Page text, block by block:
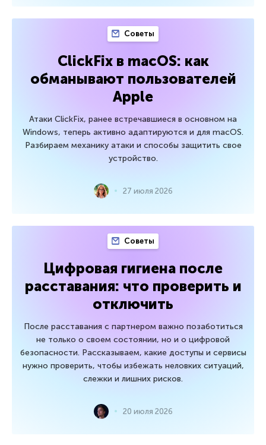
Советы
ClickFix в macOS: как
обманывают пользователей
Apple
Атаки ClickFix, ранее встречавшиеся в основном на
Windows, теперь активно адаптируются и для macOS.
Разбираем механику атаки и способы защитить свое
устройство.
27 июля 2026
Советы
Цифровая гигиена после
расставания: что проверить и
отключить
После расставания с партнером важно позаботиться
не только о своем состоянии, но и о цифровой
безопасности. Рассказываем, какие доступы и сервисы
нужно проверить, чтобы избежать неловких ситуаций,
слежки и лишних рисков.
20 июля 2026